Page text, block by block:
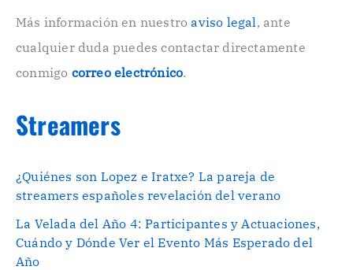
o
.
Más información en nuestroaviso legal, ante
cualquier duda puedes contactar directamente
conmigo correo electrónico.
Streamers
¿Quiénes son Lopez e Iratxe? La pareja de
streamers españoles revelación del verano
La Velada del Año 4: Participantes y Actuaciones,
Cuándo y Dónde Ver el Evento Más Esperado del
Año